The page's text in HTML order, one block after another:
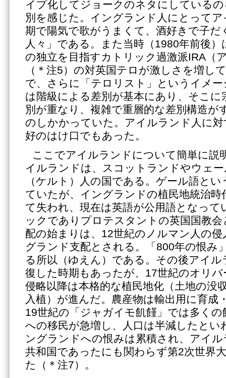
イプ化してジョークのネタにしている
別を感じた。イングランド人にとって
期で陽気で歌がうまくて、酒好きで子だ
人々」である。また当時（1980年前後
の独立を目指すカトリック過激派IRA（
（＊注5）の対英国テロが激しさを増し
で、さらに「テロリスト」というイメ
は階級による差別が基本にあり、そこに
別が重なり、複雑で重層的な差別構造が
のしかかっていた。アイルランド人に
好のはけ口でもあった。
ここでアイルランドについて簡単に説
イルランドは、スコットランドやウェ
（ケルト）人の国である。ゲール語と
ていたが、イングランドの植民地統治時
て失われ、現在は英語が公用語となって
ックでありプロテスタントの英国国教
配の始まりは、12世紀のノルマン人の
グランド支配とされる。「800年の恨み
る所以（ゆえん）である。その後アイ
復した時期もあったが、17世紀のオリ
侵略以降は本格的な植民地化（土地の没
入植）が進んだ。農産物は輸出用に育成
19世紀の「ジャガイモ飢饉」では多く
への移民が急増し、人口は半減したと
ングランドへの恨みは累積され、アイ
共和国であったにも関わらず第2次世界
た（＊注7）。